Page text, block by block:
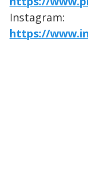
Instagram:
https://